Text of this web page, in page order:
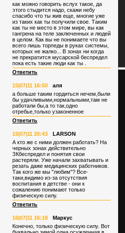
как можно говорить вслух такое, да
этого стыдится надо, скажи небу
спасибо что ты жив еще, многие уже
из таких как ты получили свое. Таким
как ты не место в этом мире, вы как
гангрена на теле заключенных и людей
в целом. Как вы не понимаете что вы
всего лишь торпеды в руках системы,
которых не жалко... В зонах ни когда
не прекратится мусарской беспредел
пока есть такие люди как ты .
Ответить
15|07|11 16:50
аля
а больше таким гордиться нечем,были
бы удачливыми,нормальными,там не
работали бы,а то так,одно
отребье,только узаконенное
Ответить
15|07|11 20:43
LARSON
А кто же с ними должен работать? На
черных зонах действительно
ЗКбеспредел и понятия свои
растеряли. Уже начали захватывать и
резать даже медицинских работников.
Так кого же мы "любим"? Все-
таки,видимо из-за отсутствия
воспитания в детстве - они к
сожалению понимают только
физическую силу.
Ответить
16|07|11 16:18
Маркус
Конечно, только физическую силу. Вот